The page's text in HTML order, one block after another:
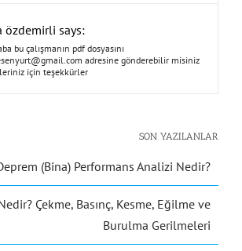
özdemirli says:
bu çalışmanın pdf dosyasını
adresine gönderebilir misiniz
için teşekkürler
SON YAZILANLAR
(Bina) Performans Analizi Nedir?
Çekme, Basınç, Kesme, Eğilme ve
Burulma Gerilmeleri